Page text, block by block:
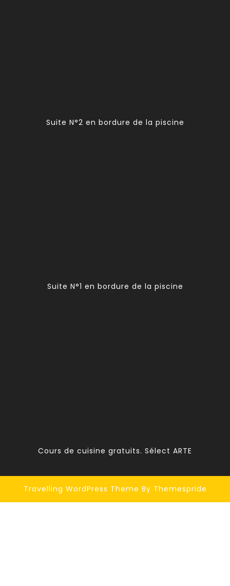
Suite N°2 en bordure de la piscine
Suite N°1 en bordure de la piscine
Cours de cuisine gratuits. Sélect ARTE
Travelling WordPress Theme By Themespride